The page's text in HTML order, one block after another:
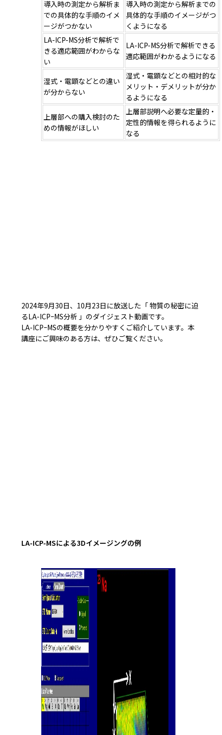
導入時の測定から解析ま
での具体的な手順のイメ
ージがつかない
導入時の測定から解析までの
具体的な手順のイメージがつ
くようになる
LA-ICP-MS分析で解析で
きる適応範囲がわからな
い
LA-ICP-MS分析で解析できる
適応範囲がわかるようになる
湿式・電顕などとの違い
が分からない
湿式・電顕などとの相対的な
メリット・デメリットが分か
るようになる
上層部への購入検討のた
めの情報がほしい
上層部説明へ必要な定量的・
定性的情報を得られるように
なる
2024年9月30日、10月23日に放送した「 物質の秘密に迫
るLA-ICPｰMS分析 」のダイジェスト動画です。
LA-ICPｰMSの概要を分かりやすくご紹介しています。本
講座にご興味のある方は、ぜひご覧ください。
LA-ICP-MSによる3Dイメージングの例